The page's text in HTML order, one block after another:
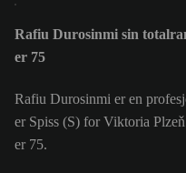
Rafiu Durosinmi sin
er 75
Rafiu Durosinmi er en
er Spiss (S) for Viktoria
er 75.